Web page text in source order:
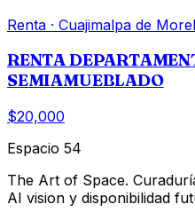
Renta · Cuajimalpa de
RENTA
SEMIAMUEBLADO
$20,000
Espacio 54
The Art of Space.
AI vision y disponibilidad